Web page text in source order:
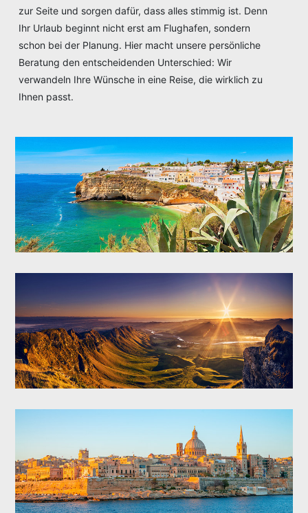
zur Seite und sorgen dafür, dass alles stimmig ist. Denn
Ihr Urlaub beginnt nicht erst am Flughafen, sondern
schon bei der Planung. Hier macht unsere persönliche
Beratung den entscheidenden Unterschied: Wir
verwandeln Ihre Wünsche in eine Reise, die wirklich zu
Ihnen passt.